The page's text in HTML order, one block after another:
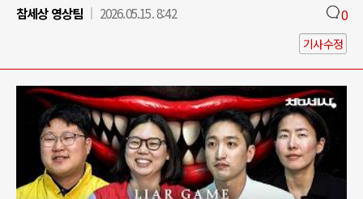
참세상 영상팀
2026.05.15. 8:42 0
기사수정